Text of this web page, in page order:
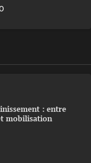
: entre
mobilisation